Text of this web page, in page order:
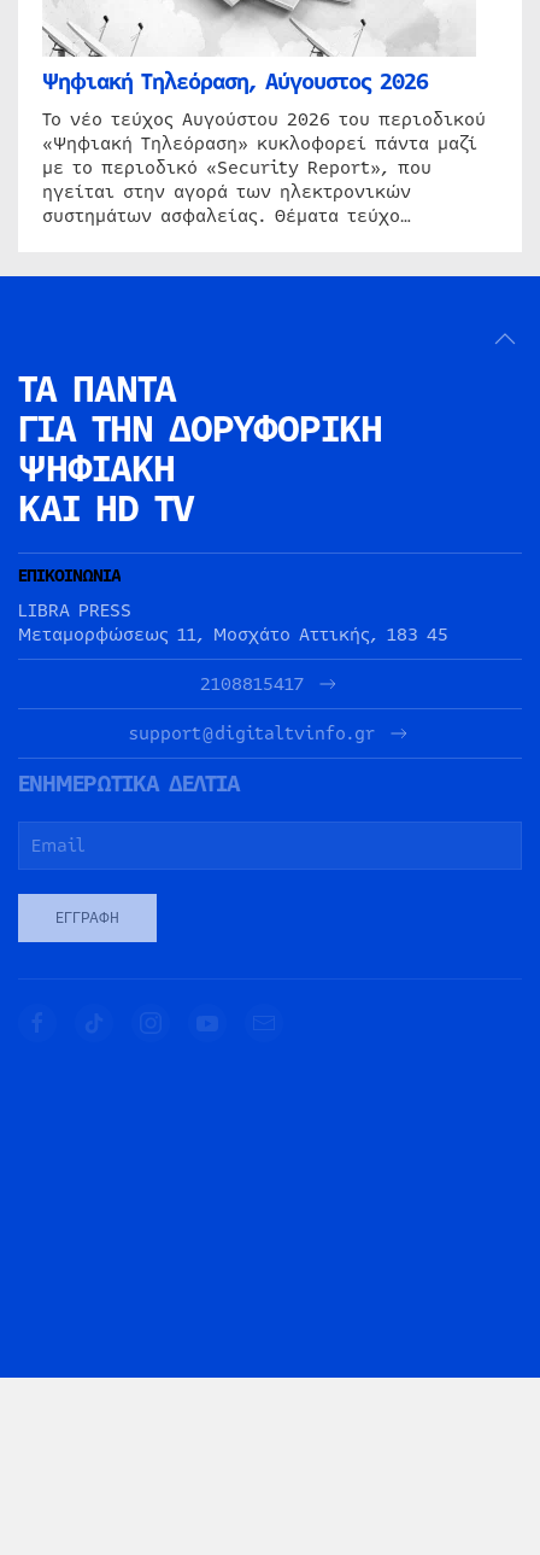
Ψηφιακή Τηλεόραση, Αύγουστος 2026
Το νέο τεύχος Αυγούστου 2026 του περιοδικού
«Ψηφιακή Τηλεόραση» κυκλοφορεί πάντα μαζί
με το περιοδικό «Security Report», που
ηγείται στην αγορά των ηλεκτρονικών
συστημάτων ασφαλείας. Θέματα τεύχο…
ΤΑ ΠΑΝΤΑ
ΓΙΑ ΤΗΝ ΔΟΡΥΦΟΡΙΚΗ
ΨΗΦΙΑΚΗ
ΚΑΙ HD TV
ΕΠΙΚΟΙΝΩΝΙΑ
LIBRA PRESS
Μεταμορφώσεως 11, Μοσχάτο Αττικής, 183 45
2108815417
support@digitaltvinfo.gr
ΕΝΗΜΕΡΩΤΙΚΑ ΔΕΛΤΙΑ
ΕΓΓΡΑΦΉ